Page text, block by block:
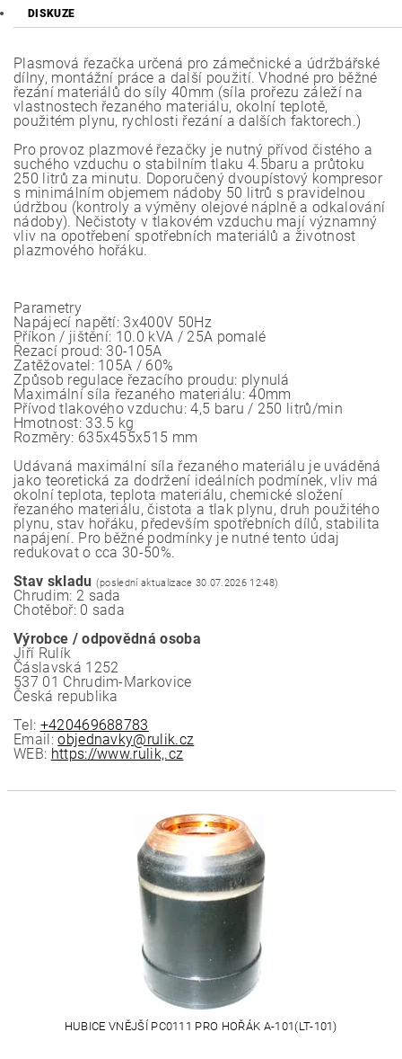
DISKUZE
Plasmová řezačka určená pro zámečnické a údržbářské
dílny, montážní práce a další použití. Vhodné pro běžné
řezání materiálů do síly 40mm (síla prořezu záleží na
vlastnostech řezaného materiálu, okolní teplotě,
použitém plynu, rychlosti řezání a dalších faktorech.)
Pro provoz plazmové řezačky je nutný přívod čistého a
suchého vzduchu o stabilním tlaku 4.5baru a průtoku
250 litrů za minutu. Doporučený dvoupístový kompresor
s minimálním objemem nádoby 50 litrů s pravidelnou
údržbou (kontroly a výměny olejové náplně a odkalování
nádoby). Nečistoty v tlakovém vzduchu mají významný
vliv na opotřebení spotřebních materiálů a životnost
plazmového hořáku.
Parametry
Napájecí napětí: 3x400V 50Hz
Příkon / jištění: 10.0 kVA / 25A pomalé
Řezací proud: 30-105A
Zatěžovatel: 105A / 60%
Způsob regulace řezacího proudu: plynulá
Maximální síla řezaného materiálu: 40mm
Přívod tlakového vzduchu: 4,5 baru / 250 litrů/min
Hmotnost: 33.5 kg
Rozměry: 635x455x515 mm
Udávaná maximální síla řezaného materiálu je uváděná
jako teoretická za dodržení ideálních podmínek, vliv má
okolní teplota, teplota materiálu, chemické složení
řezaného materiálu, čistota a tlak plynu, druh použitého
plynu, stav hořáku, především spotřebních dílů, stabilita
napájení. Pro běžné podmínky je nutné tento údaj
redukovat o cca 30-50%.
Stav skladu (poslední aktualizace 30.07.2026 12:48)
Chrudim: 2 sada
Chotěboř: 0 sada
Výrobce / odpovědná osoba
Jiří Rulík
Čáslavská 1252
537 01 Chrudim-Markovice
Česká republika
Tel: +420469688783
Email:objednavky@rulik.cz
WEB: https://www.rulik,.cz
HUBICE VNĚJŠÍ PC0111 PRO HOŘÁK A-101(LT-101)